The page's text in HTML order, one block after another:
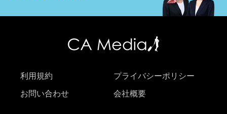
利用規約 プライバシーポリシー
お問い合わせ 会社概要